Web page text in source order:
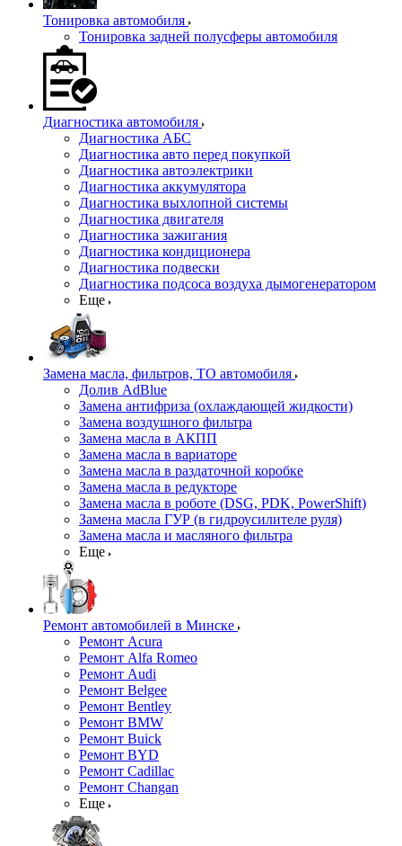
Тонировка автомобиля
Тонировка задней полусферы автомобиля
Диагностика автомобиля
Диагностика АБС
Диагностика авто перед покупкой
Диагностика автоэлектрики
Диагностика аккумулятора
Диагностика выхлопной системы
Диагностика двигателя
Диагностика зажигания
Диагностика кондиционера
Диагностика подвески
Диагностика подсоса воздуха дымогенератором
Еще
Замена масла, фильтров, ТО автомобиля
Долив AdBlue
Замена антифриза (охлаждающей жидкости)
Замена воздушного фильтра
Замена масла в АКПП
Замена масла в вариаторе
Замена масла в раздаточной коробке
Замена масла в редукторе
Замена масла в роботе (DSG, PDK, PowerShift)
Замена масла ГУР (в гидроусилителе руля)
Замена масла и масляного фильтра
Еще
Ремонт автомобилей в Минске
Ремонт Acura
Ремонт Alfa Romeo
Ремонт Audi
Ремонт Belgee
Ремонт Bentley
Ремонт BMW
Ремонт Buick
Ремонт BYD
Ремонт Cadillac
Ремонт Changan
Еще